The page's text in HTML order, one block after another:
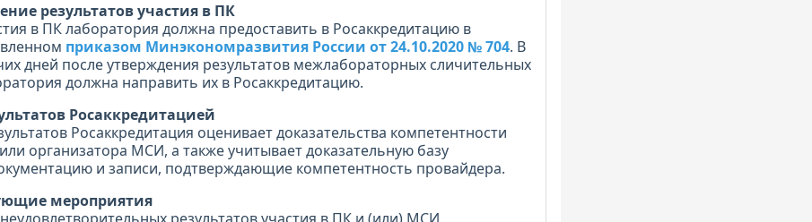
результатов участия в ПК
в ПК лаборатория должна предоставить в Росаккредитацию в
приказом Минэкономразвития России от 24.10.2020 № 704. В
дней после утверждения результатов межлабораторных сличительных
должна направить их в Росаккредитацию.
Росаккредитацией
Росаккредитация оценивает доказательства компетентности
организатора МСИ, а также учитывает доказательную базу
и записи, подтверждающие компетентность провайдера.
мероприятия